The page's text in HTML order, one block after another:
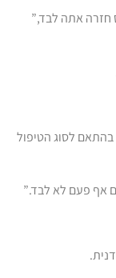
חזרה אתה לבד,”
לסוג הטיפול
אף פעם לא לבד.”